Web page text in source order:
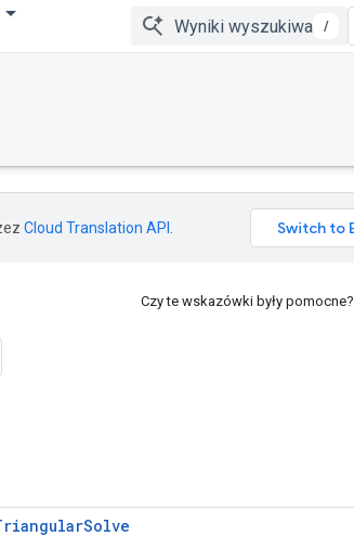
/
Cloud Translation API
Czy te wskazówki były pomocne?
Solve